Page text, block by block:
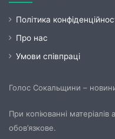
Політика
Про нас
Умови співпраці
Голос Сокальщини – новини
При копіюванні
обов’язкове.